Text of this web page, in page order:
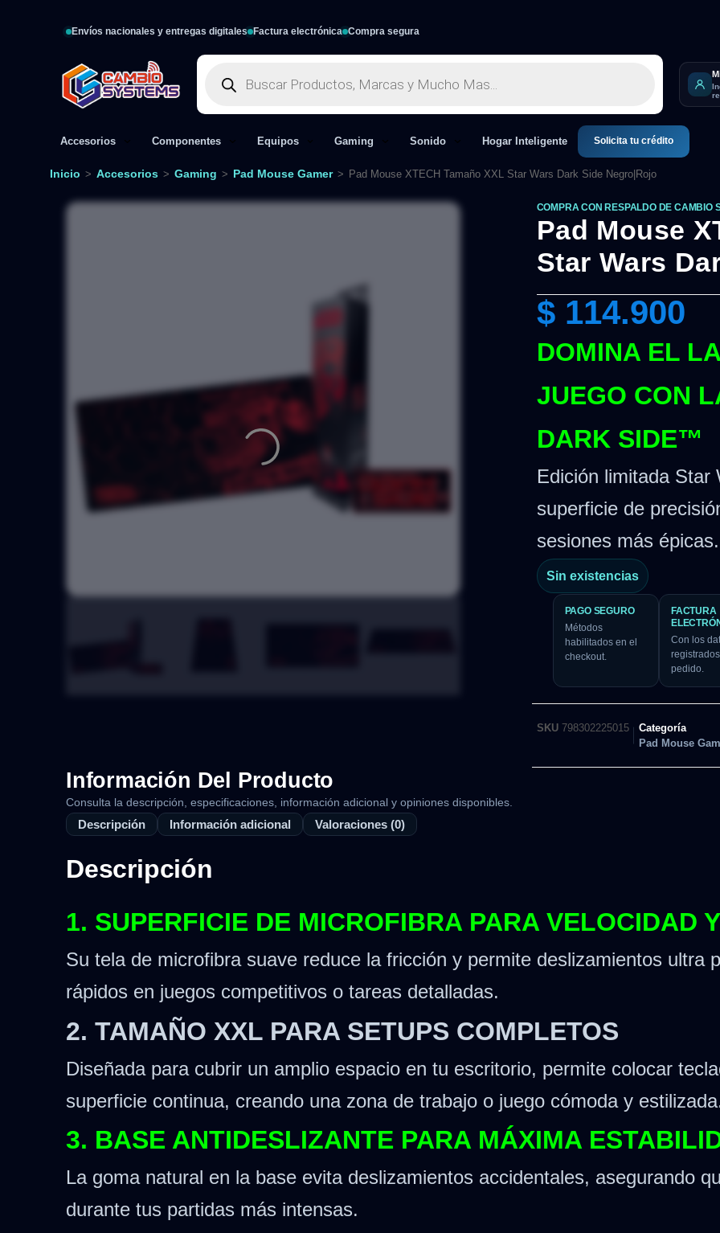
Envíos nacionales y entregas digitales Factura electrónica Compra segura
Accesorios Componentes Equipos Gaming Sonido Hogar Inteligente Solicita tu crédito
Inicio > Accesorios > Gaming > Pad Mouse Gamer > Pad Mouse XTECH Tamaño XXL Star Wars Dark Side Negro|Rojo
COMPRA CON RESPALDO DE CAMBIO
Pad Mouse
Star Wars
$114.900
DOMINA EL
JUEGO CON
DARK SIDE™
Edición limitada Star
superficie de
sesiones más épicas.
Sin existencias
PAGO SEGURO
Métodos
habilitados en el
checkout.
FACTURA
Con los
pedido.
SKU 798302225015
Categoría
Pad Mouse
Información Del Producto
Consulta la descripción, especificaciones, información adicional y opiniones disponibles.
Descripción Información adicional Valoraciones (0)
Descripción
1. SUPERFICIE DE MICROFIBRA PARA VELOCIDAD
Su tela de microfibra suave reduce la fricción y permite deslizamientos ultra
rápidos en juegos competitivos o tareas detalladas.
2. TAMAÑO XXL PARA SETUPS COMPLETOS
Diseñada para cubrir un amplio espacio en tu escritorio, permite colocar
superficie continua, creando una zona de trabajo o juego cómoda y
3. BASE ANTIDESLIZANTE PARA MÁXIMA
La goma natural en la base evita deslizamientos accidentales, asegurando
durante tus partidas más intensas.